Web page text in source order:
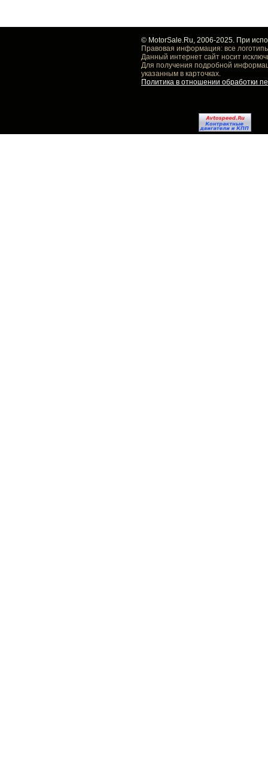
© MotorSale.Ru, 2006-2025. При
Правовая информация: все
Данный интернет сайт носит
Для получения подробной
указанным в карточках.
Политика в отношении обработки